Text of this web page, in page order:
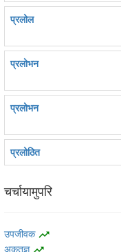
प्रलोल
प्रलोभन
प्रलोभन
प्रलोठित
चर्चायामुपरि
उपजीवक trending_up
अकृतज्ञ